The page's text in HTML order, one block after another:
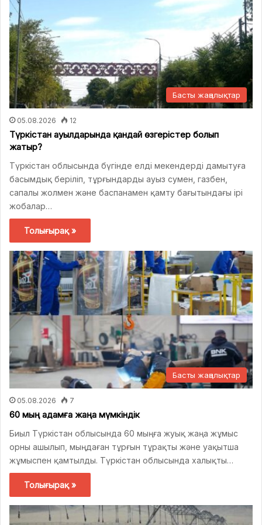
Басты жаңалықтар
05.08.2026 12
Түркістан ауылдарында қандай өзгерістер болып
жатыр?
Түркістан облысында бүгінде елді мекендерді дамытуға
басымдық беріліп, тұрғындарды ауыз сумен, газбен,
сапалы жолмен және баспанамен қамту бағытындағы ірі
жобалар…
Толығырақ »
Басты жаңалықтар
05.08.2026 7
60 мың адамға жаңа мүмкіндік
Биыл Түркістан облысында 60 мыңға жуық жаңа жұмыс
орны ашылып, мыңдаған тұрғын тұрақты және уақытша
жұмыспен қамтылды. Түркістан облысында халықты…
Толығырақ »